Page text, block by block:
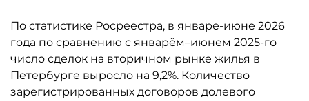
По статистике Росреестра, в январе-июне 2026
года по сравнению с январём–июнем 2025-го
число сделок на вторичном рынке жилья в
Петербурге выросло на 9,2%. Количество
зарегистрированных договоров долевого